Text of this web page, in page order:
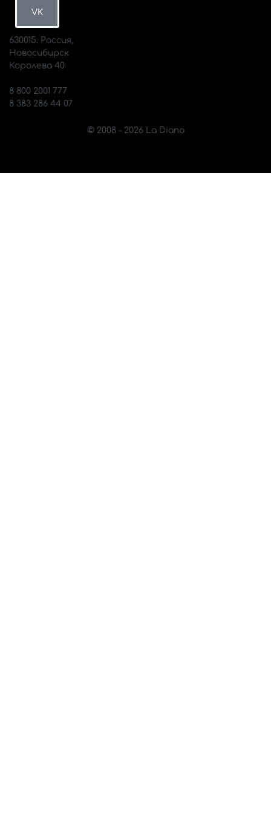
VK
630015. Россия,
Новосибирск
Королева 40
8 800 2001 777
8 383 286 44 07
© 2008 – 2026 La Diano